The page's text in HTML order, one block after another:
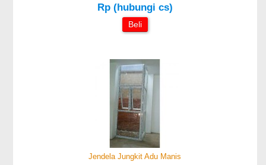
Rp (hubungi cs)
Beli
Jendela Jungkit Adu Manis